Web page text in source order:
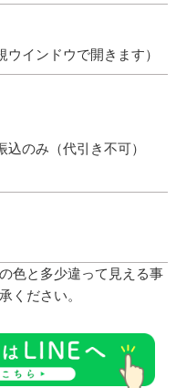
インドウで開きます）
のみ（代引き不可）
色と多少違って見える事
ください。